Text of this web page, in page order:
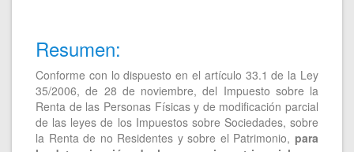
Resumen:
Conforme con lo dispuesto en el artículo 33.1 de la Ley
35/2006, de 28 de noviembre, del Impuesto sobre la
Renta de las Personas Físicas y de modificación parcial
de las leyes de los Impuestos sobre Sociedades, sobre
la Renta de no Residentes y sobre el Patrimonio, para